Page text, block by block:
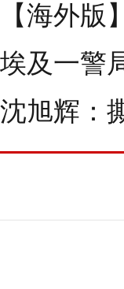
【海外
埃及一警
沈旭辉：